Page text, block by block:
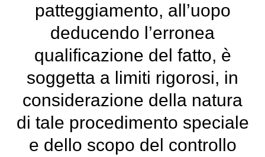
patteggiamento, all’uopo
deducendo l’erronea
qualificazione del fatto, è
soggetta a limiti rigorosi, in
considerazione della natura
di tale procedimento speciale
e dello scopo del controllo